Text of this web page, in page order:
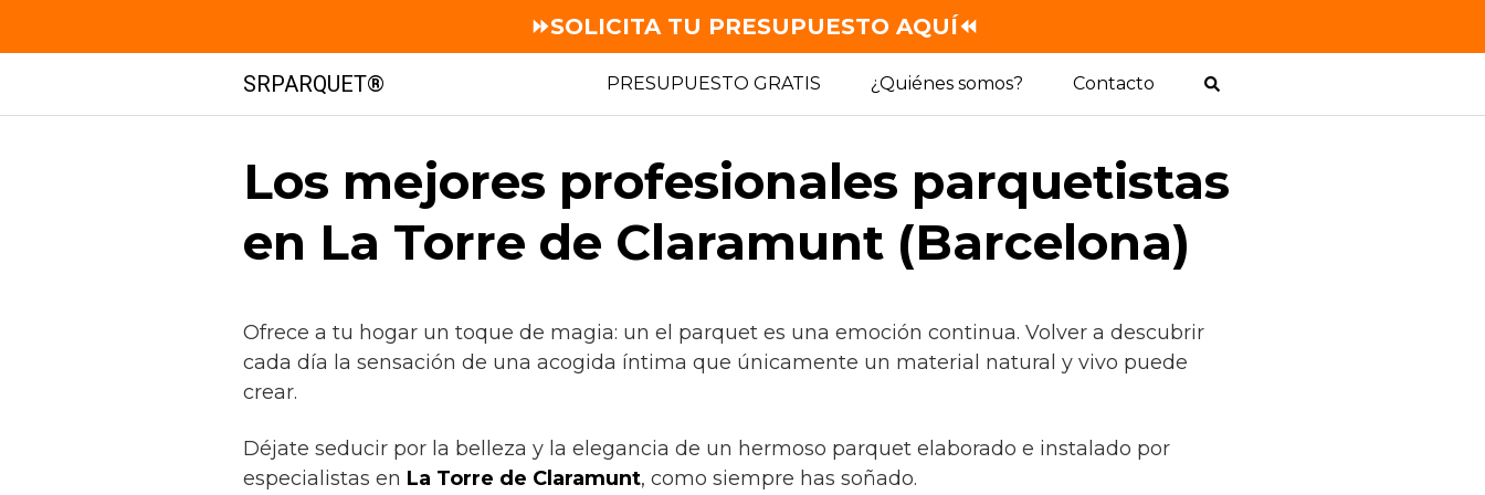
contenido
SRPARQUET® PRESUPUESTO GRATIS ¿Quiénes somos? Contacto
Los mejores profesionales parquetistas
en La Torre de Claramunt (Barcelona)
Ofrece a tu hogar un toque de magia: un el parquet es una emoción continua. Volver a descubrir
cada día la sensación de una acogida íntima que únicamente un material natural y vivo puede
crear.
Déjate seducir por la belleza y la elegancia de un hermoso parquet elaborado e instalado por
especialistas en La Torre de Claramunt, como siempre has soñado.
⏩SOLICITA TU PRESUPUESTO AQUÍ⏪